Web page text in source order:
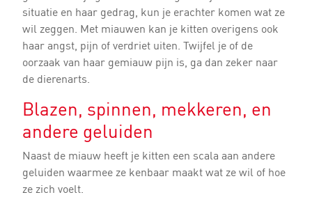
situatie en haar gedrag, kun je erachter komen wat ze
wil zeggen. Met miauwen kan je kitten overigens ook
haar angst, pijn of verdriet uiten. Twijfel je of de
oorzaak van haar gemiauw pijn is, ga dan zeker naar
de dierenarts.
Blazen, spinnen, mekkeren, en
andere geluiden
Naast de miauw heeft je kitten een scala aan andere
geluiden waarmee ze kenbaar maakt wat ze wil of hoe
ze zich voelt.